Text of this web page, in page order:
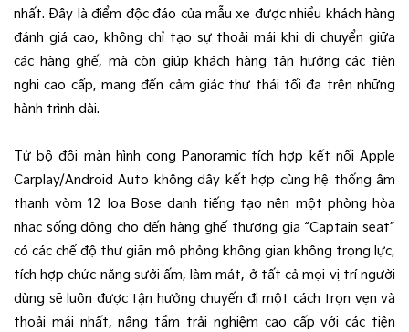
nhất. Đây là điểm độc đáo của mẫu xe được nhiều khách hàng
đánh giá cao, không chỉ tạo sự thoải mái khi di chuyển giữa
các hàng ghế, mà còn giúp khách hàng tận hưởng các tiện
nghi cao cấp, mang đến cảm giác thư thái tối đa trên những
hành trình dài.
Từ bộ đôi màn hình cong Panoramic tích hợp kết nối Apple
Carplay/Android Auto không dây kết hợp cùng hệ thống âm
thanh vòm 12 loa Bose danh tiếng tạo nên một phòng hòa
nhạc sống động cho đến hàng ghế thương gia “Captain seat”
có các chế độ thư giãn mô phỏng không gian không trọng lực,
tích hợp chức năng sưởi ấm, làm mát, ở tất cả mọi vị trí người
dùng sẽ luôn được tận hưởng chuyến đi một cách trọn vẹn và
thoải mái nhất, nâng tầm trải nghiệm cao cấp với các tiện